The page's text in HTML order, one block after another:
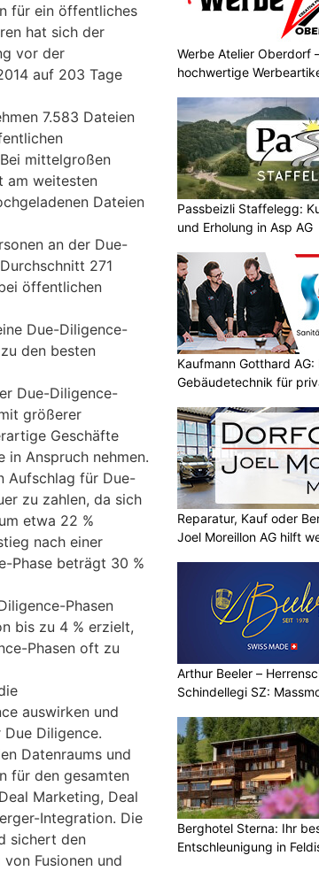
für ein öffentliches
hat sich der
vor der
auf 203 Tage
7.583 Dateien
mittelgroßen
am weitesten
Dateien
an der Due-
271
öffentlichen
Due-Diligence-
den besten
Due-Diligence-
größerer
Geschäfte
in Anspruch nehmen.
Aufschlag für Due-
zu zahlen, da sich
etwa 22 %
nach einer
Phase beträgt 30 %
Phasen
bis zu 4 % erzielt,
Phasen oft zu
auswirken und
Diligence.
Datenraums und
für den gesamten
Marketing, Deal
Integration. Die
sichert den
Fusionen und
Werbe Atelier Oberdorf
hochwertige
Passbeizli Staffelegg:
und Erholung in Asp AG
Kaufmann Gotthard
Gebäudetechnik für
Reparatur, Kauf oder
Joel Moreillon AG hilft
Arthur Beeler –
Schindellegi SZ:
Berghotel Sterna: Ihr
Entschleunigung in